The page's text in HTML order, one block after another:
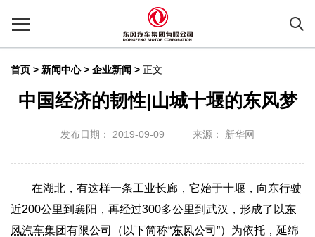
首页 > 新闻中心 > 企业新闻 > 正文
中国经济的韧性|山城十堰的东风梦
发布日期： 2019-09-09 来源： 新华网
在湖北，有这样一条工业长廊，它始于十堰，向东行驶
近200公里到襄阳，再经过300多公里到武汉，形成了以东
风汽车集团有限公司（以下简称“东风公司”）为依托，延绵